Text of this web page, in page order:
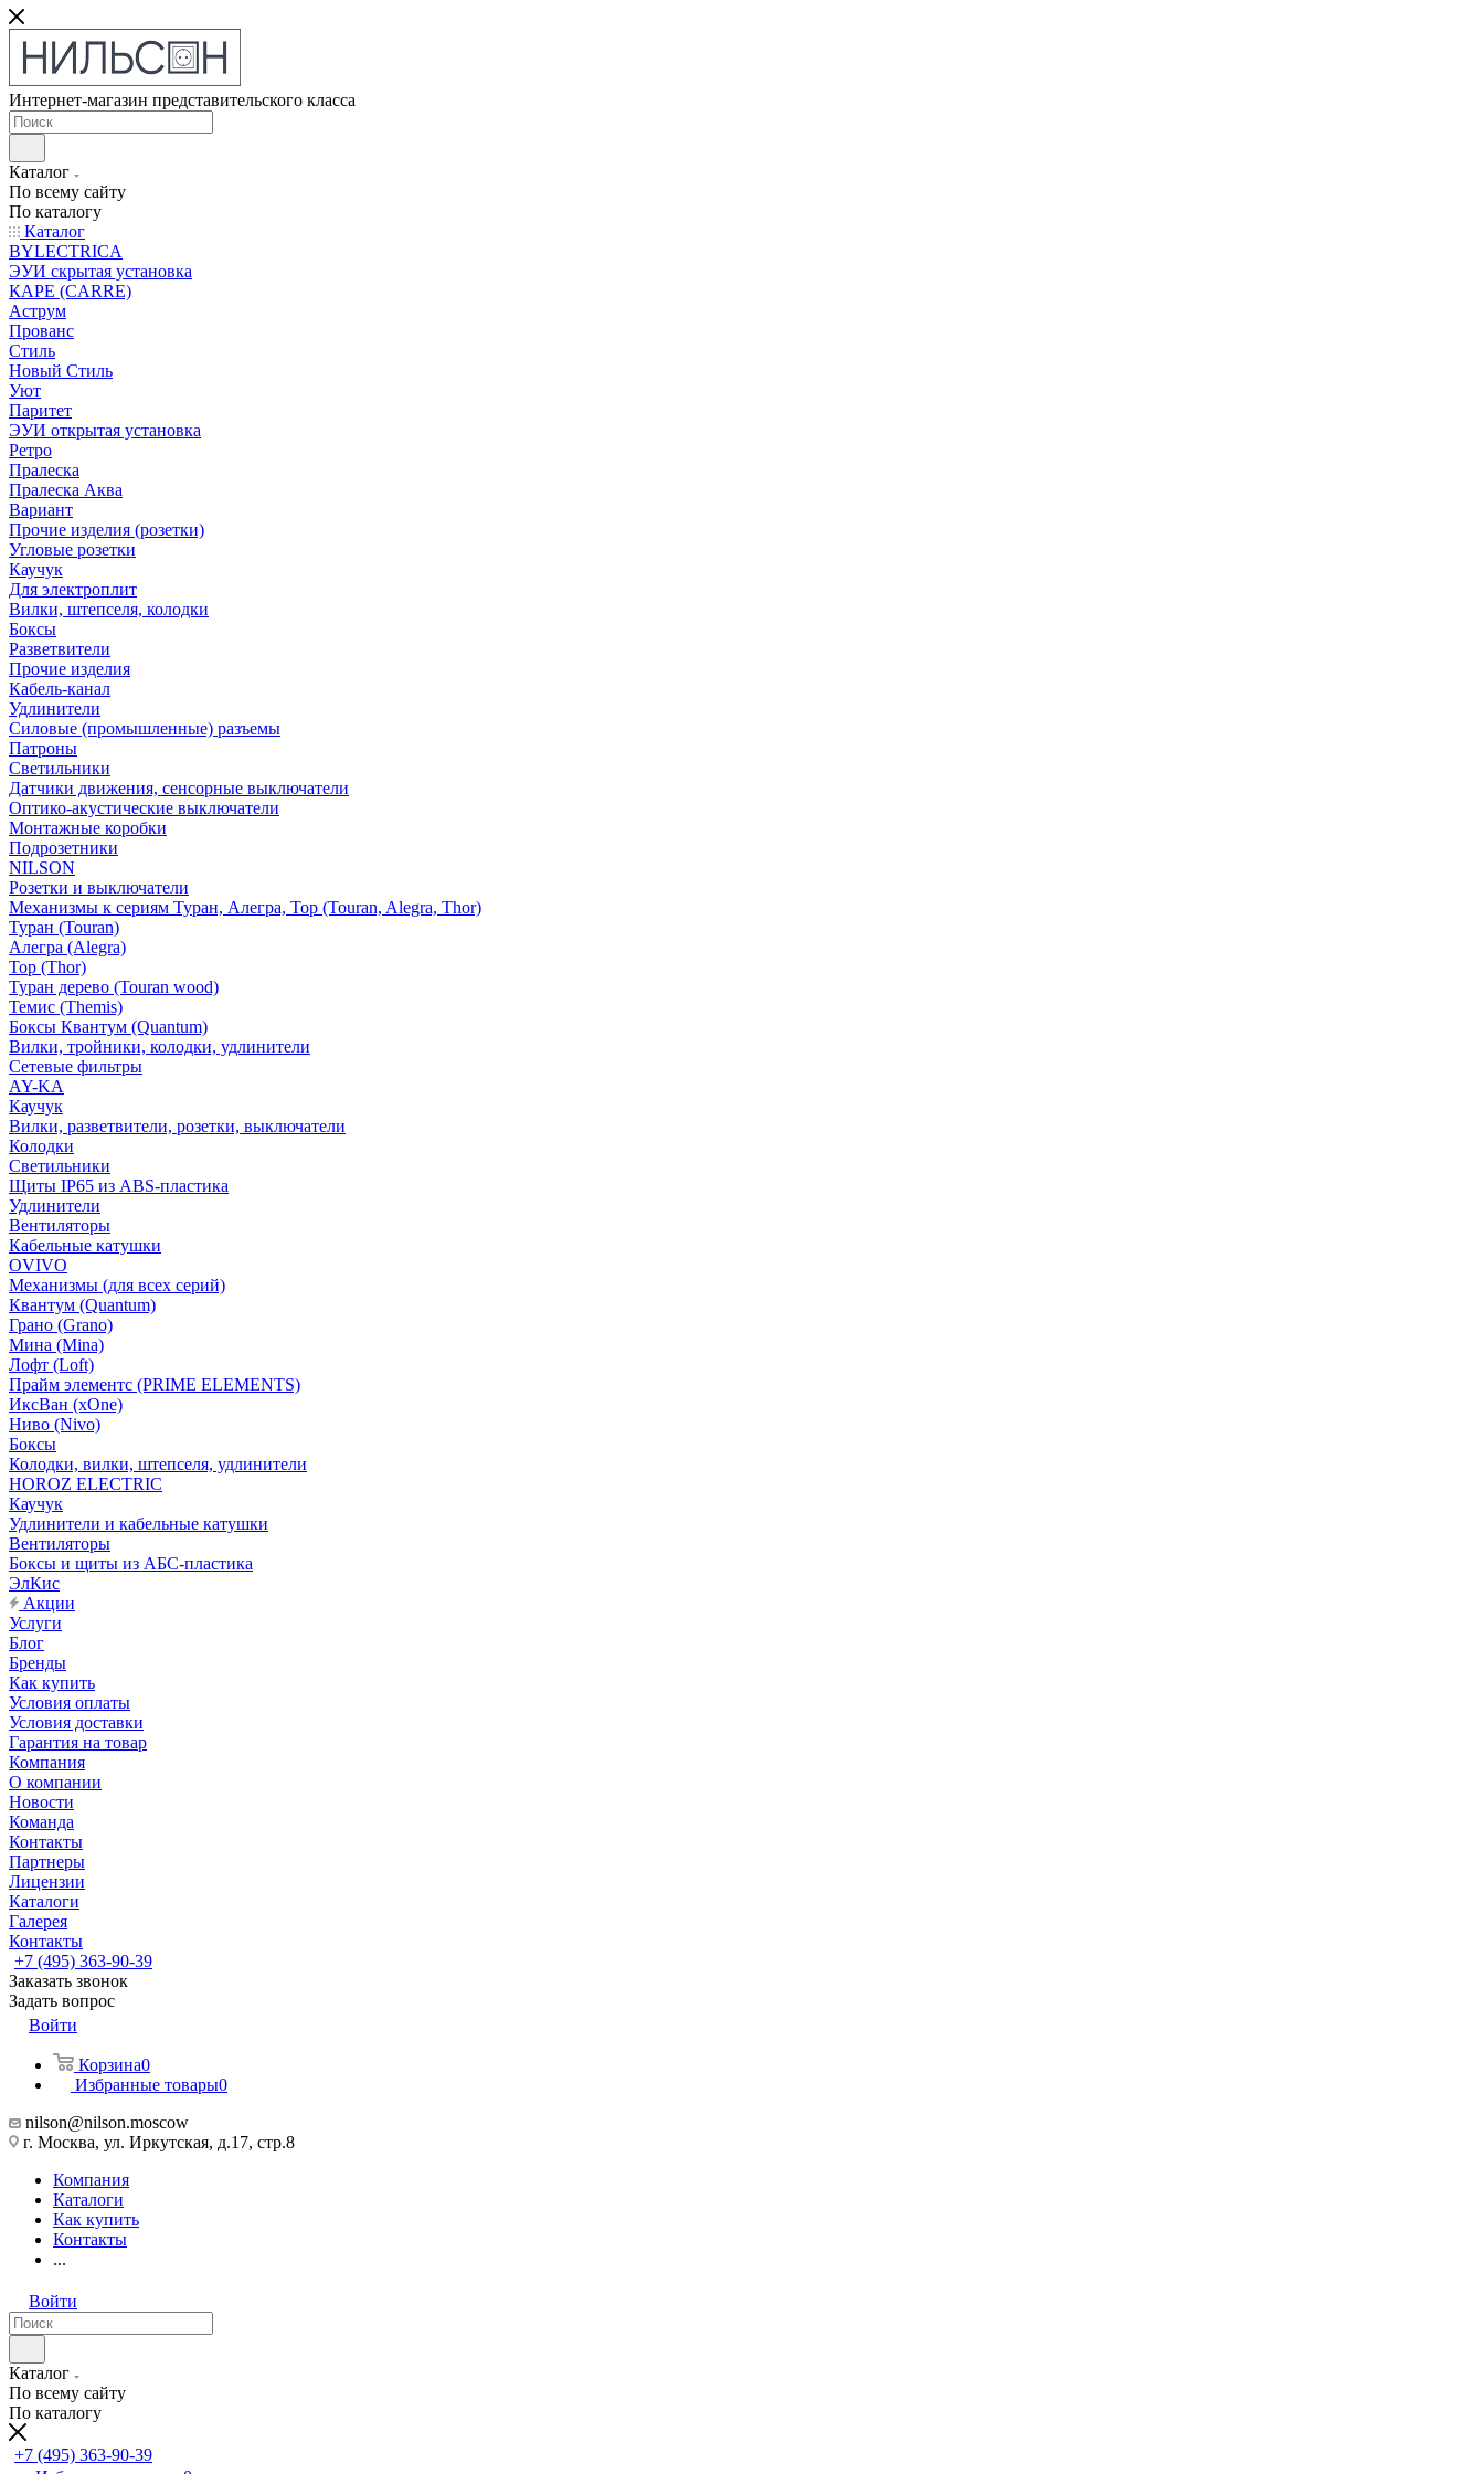
Интернет-магазин представительского класса
Каталог
По всему сайту
По каталогу
Каталог
BYLECTRICA
ЭУИ скрытая установка
КАРЕ (CARRE)
Аструм
Прованс
Стиль
Новый Стиль
Уют
Паритет
ЭУИ открытая установка
Ретро
Пралеска
Пралеска Аква
Вариант
Прочие изделия (розетки)
Угловые розетки
Каучук
Для электроплит
Вилки, штепселя, колодки
Боксы
Разветвители
Прочие изделия
Кабель-канал
Удлинители
Силовые (промышленные) разъемы
Патроны
Светильники
Датчики движения, сенсорные выключатели
Оптико-акустические выключатели
Монтажные коробки
Подрозетники
NILSON
Розетки и выключатели
Механизмы к сериям Туран, Алегра, Тор (Touran, Alegra, Thor)
Туран (Touran)
Алегра (Alegra)
Тор (Thor)
Туран дерево (Touran wood)
Темис (Themis)
Боксы Квантум (Quantum)
Вилки, тройники, колодки, удлинители
Сетевые фильтры
AY-KA
Каучук
Вилки, разветвители, розетки, выключатели
Колодки
Светильники
Щиты IP65 из ABS-пластика
Удлинители
Вентиляторы
Кабельные катушки
OVIVO
Механизмы (для всех серий)
Квантум (Quantum)
Грано (Grano)
Мина (Mina)
Лофт (Loft)
Прайм элементс (PRIME ELEMENTS)
ИксВан (xOne)
Ниво (Nivo)
Боксы
Колодки, вилки, штепселя, удлинители
HOROZ ELECTRIC
Каучук
Удлинители и кабельные катушки
Вентиляторы
Боксы и щиты из АБС-пластика
ЭлКис
Акции
Услуги
Блог
Бренды
Как купить
Условия оплаты
Условия доставки
Гарантия на товар
Компания
О компании
Новости
Команда
Контакты
Партнеры
Лицензии
Каталоги
Галерея
Контакты
+7 (495) 363-90-39
Заказать звонок
Задать вопрос
Войти
Корзина0
Избранные товары0
nilson@nilson.moscow
г. Москва, ул. Иркутская, д.17, стр.8
Компания
Каталоги
Как купить
Контакты
...
Войти
Каталог
По всему сайту
По каталогу
+7 (495) 363-90-39